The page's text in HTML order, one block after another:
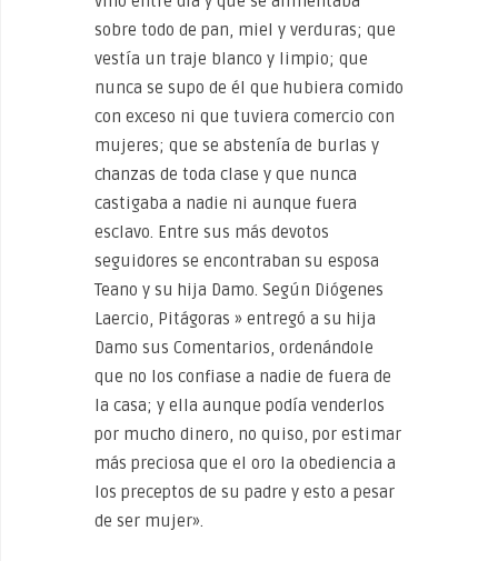
sobre todo de pan, miel y verduras; que
vestía un traje blanco y limpio; que
nunca se supo de él que hubiera comido
con exceso ni que tuviera comercio con
mujeres; que se abstenía de burlas y
chanzas de toda clase y que nunca
castigaba a nadie ni aunque fuera
esclavo. Entre sus más devotos
seguidores se encontraban su esposa
Teano y su hija Damo. Según Diógenes
Laercio, Pitágoras » entregó a su hija
Damo sus Comentarios, ordenándole
que no los confiase a nadie de fuera de
la casa; y ella aunque podía venderlos
por mucho dinero, no quiso, por estimar
más preciosa que el oro la obediencia a
los preceptos de su padre y esto a pesar
de ser mujer».